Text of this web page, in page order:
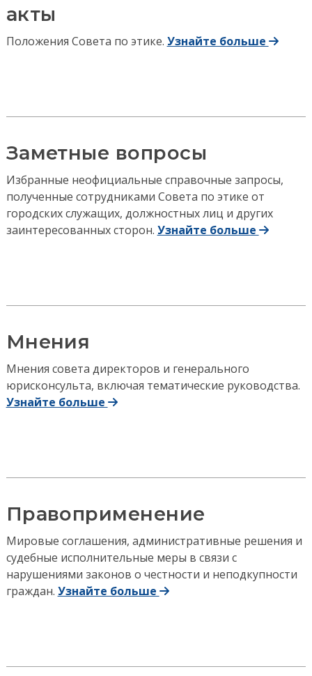
акты
Положения Совета по этике. Узнайте больше
Заметные вопросы
Избранные неофициальные справочные запросы,
полученные сотрудниками Совета по этике от
городских служащих, должностных лиц и других
заинтересованных сторон. Узнайте больше
Мнения
Мнения совета директоров и генерального
юрисконсульта, включая тематические руководства.
Узнайте больше
Правоприменение
Мировые соглашения, административные решения и
судебные исполнительные меры в связи с
нарушениями законов о честности и неподкупности
граждан. Узнайте больше